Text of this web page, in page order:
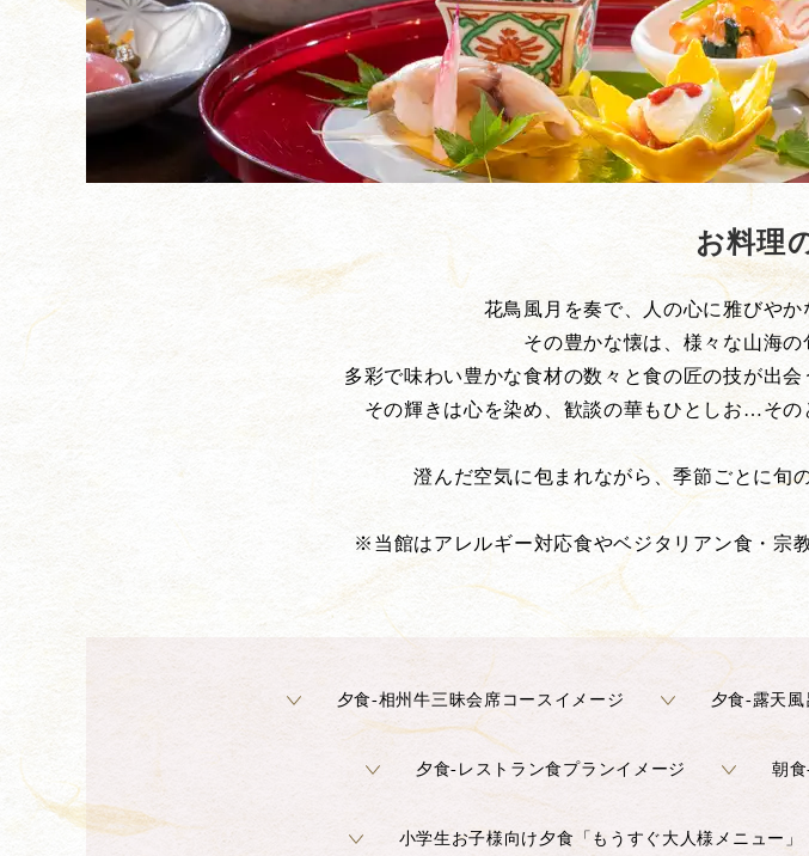
お料理
花鳥風月を奏で、人の心に雅びやか
その豊かな懐は、様々な山海の
多彩で味わい豊かな食材の数々と食の匠の技が出
その輝きは心を染め、歓談の華もひとしお…その
澄んだ空気に包まれながら、季節ごとに旬
※当館はアレルギー対応食やベジタリアン食・宗
夕食-相州牛三昧会席コースイメージ 夕食-露天
夕食-レストラン食プランイメージ 朝
小学生お子様向け夕食「もうすぐ大人様メニュー」